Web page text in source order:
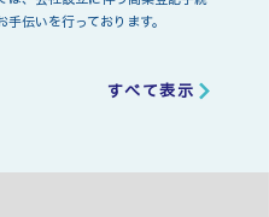
手伝いを行っております。
すべて表示